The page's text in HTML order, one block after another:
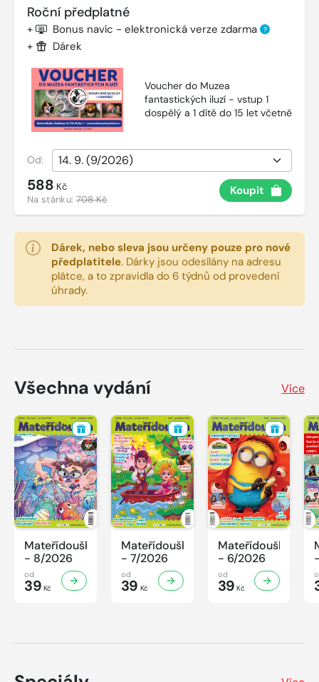
Roční předplatné
+ Bonus navíc - elektronická verze zdarma ?
+ Dárek
Voucher do Muzea
fantastických iluzí - vstup 1
dospělý a 1 dítě do 15 let včetně
Od:
588 Kč
Na stánku:708 Kč
Koupit
Dárek, nebo sleva jsou určeny pouze pro nové
předplatitele. Dárky jsou odesílány na adresu
plátce, a to zpravidla do 6 týdnů od provedení
úhrady.
Všechna vydání Více
Mateřídouška
- 8/2026
od
39 Kč
Mateřídouška
- 7/2026
od
39 Kč
Mateřídouška
- 6/2026
od
39 Kč